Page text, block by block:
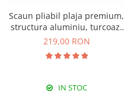
Scaun pliabil plaja premium,
structura aluminiu, turcoaz,
Alco 607ALGF-0030
219,00 RON
IN STOC